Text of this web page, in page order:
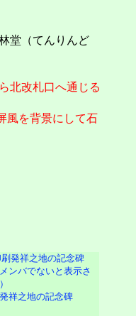
堂（てんりんど
北改札口へ通じる
風を背景にして石
祥之地の記念碑